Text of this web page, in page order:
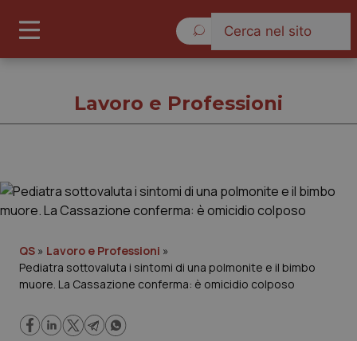
Governo e Parlamento
Regioni e Asl
Lavoro e Professioni
QS » Lavoro e Professioni »
Pediatra sottovaluta i sintomi di una polmonite e il bimbo
muore. La Cassazione conferma: è omicidio colposo